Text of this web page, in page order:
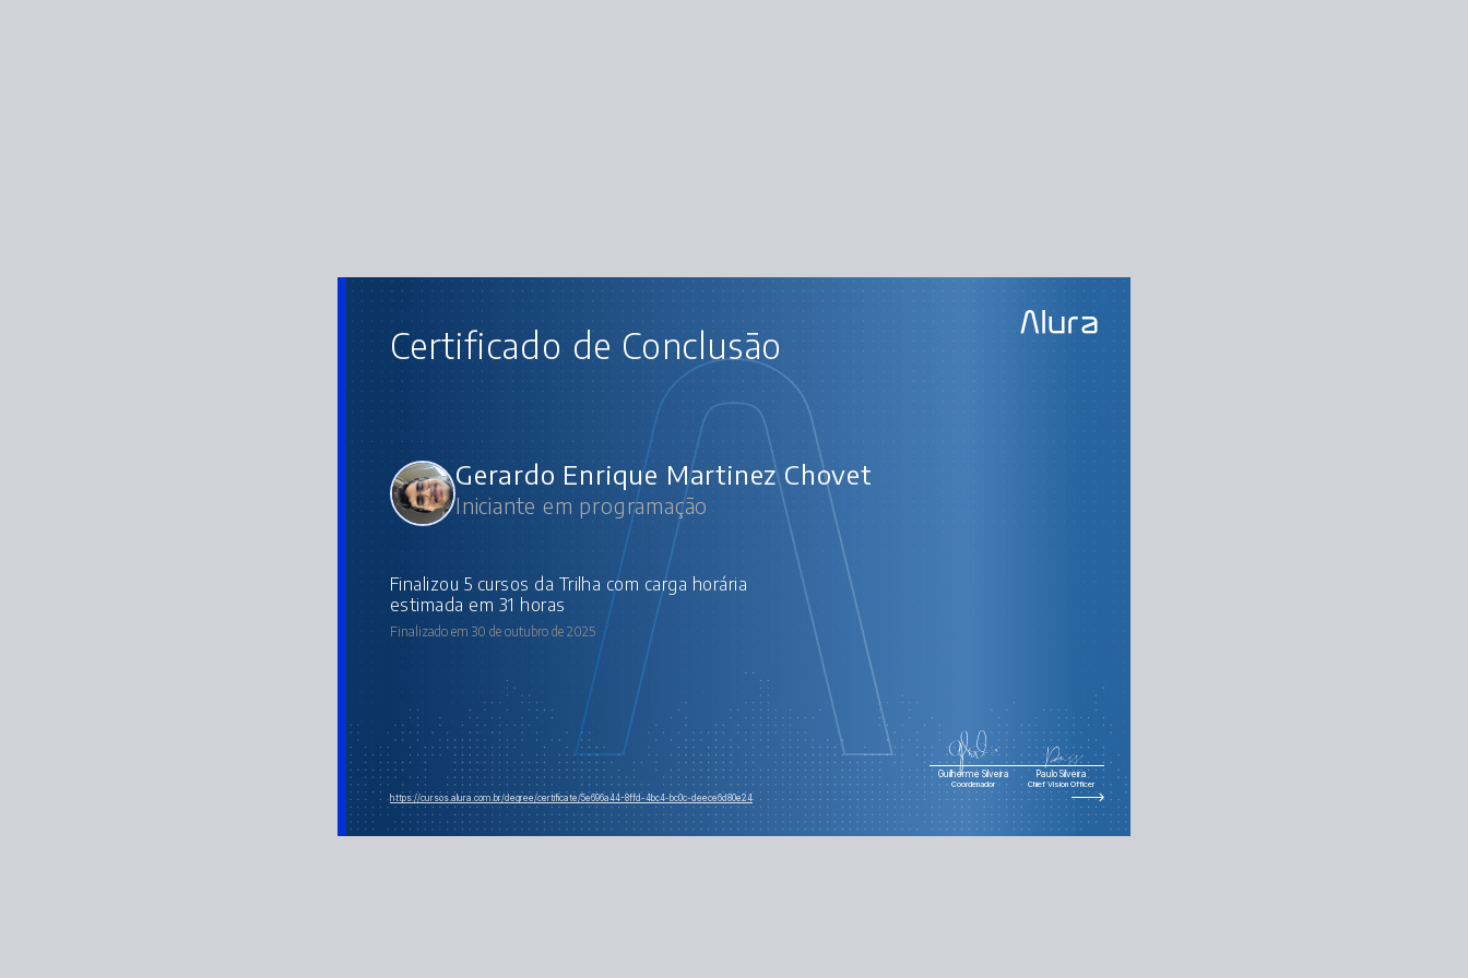
Certificado de Conclusão
Gerardo Enrique Martinez Chovet
Iniciante em programação
Finalizou 5 cursos da Trilha com carga horária
estimada em 31 horas
Finalizado em 30 de outubro de 2025
Guilherme Silveira
Coordenador
Paulo Silveira
Chief Vision Officer
https://cursos.alura.com.br/degree/certificate/5e696a44-8ffd-4bc4-bc0c-deece6d80e24
CURSOS DA TRILHA
Iniciante em programação
Começando em Programação: carreira e primeiros passos
Lógica de programação: mergulhe em programação com JavaScript
Lógica de programação: explore funções e listas
Git e GitHub: compartilhando e colaborando em projetos
Lógica de programação: praticando com desafios